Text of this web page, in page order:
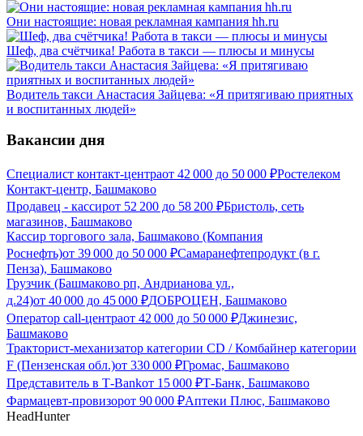
Они настоящие: новая рекламная кампания hh.ru
Шеф, два счётчика! Работа в такси — плюсы и минусы
Водитель такси Анастасия Зайцева: «Я притягиваю приятных
и воспитанных людей»
Вакансии дня
Специалист контакт-центраот 42 000 до 50 000 ₽Ростелеком
Контакт-центр, Башмаково
Продавец - кассирот 52 200 до 58 200 ₽Бристоль, сеть
магазинов, Башмаково
Кассир торгового зала, Башмаково (Компания
Роснефть)от 39 000 до 50 000 ₽Самаранефтепродукт (в г.
Пенза), Башмаково
Грузчик (Башмаково рп, Андрианова ул.,
д.24)от 40 000 до 45 000 ₽ДОБРОЦЕН, Башмаково
Оператор call-центраот 42 000 до 50 000 ₽Джинезис,
Башмаково
Тракторист-механизатор категории CD / Комбайнер категории
F (Пензенская обл.)от 330 000 ₽Громас, Башмаково
Представитель в Т-Bankот 15 000 ₽Т-Банк, Башмаково
Фармацевт-провизорот 90 000 ₽Аптеки Плюс, Башмаково
HeadHunter